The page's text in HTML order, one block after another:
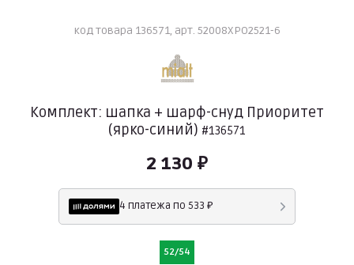
код товара 136571, арт. 52008XPO2521-6
Комплект: шапка + шарф-снуд Приоритет
(ярко-синий) #136571
2 130 ₽
4 платежа по 533 ₽
52/54